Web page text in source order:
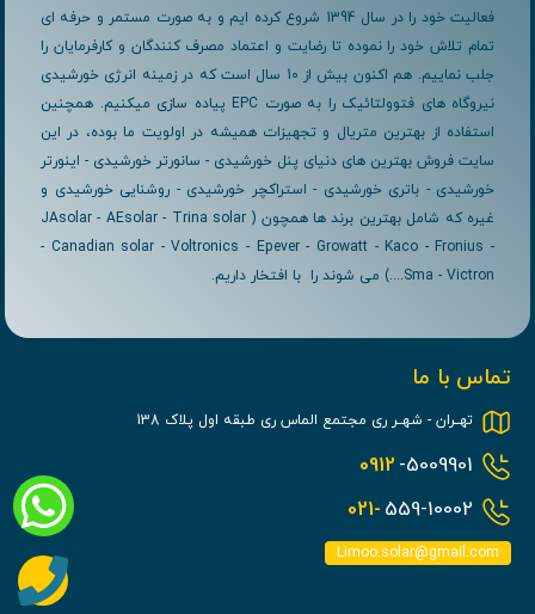
فعالیت خود را در سال 1394 شروع کرده ایم و به صورت مستمر و حرفه ای
تمام تلاش خود را نموده تا رضایت و اعتماد مصرف کنندگان و کارفرمایان را
جلب نماییم. هم اکنون بیش از 10 سال است که در زمینه انرژی خورشیدی
نیروگاه های فتوولتائیک را به صورت EPC پیاده سازی میکنیم. همچنین
استفاده از بهترین متریال و تجهیزات همیشه در اولویت ما بوده، در این
سایت فروش بهترین های دنیای پنل خورشیدی - سانورتر خورشیدی - اینورتر
خورشیدی - باتری خورشیدی - استراکچر خورشیدی - روشنایی خورشیدی و
غیره که شامل بهترین برند ها همچون ( JAsolar - AEsolar - Trina solar
- Canadian solar - Voltronics - Epever - Growatt - Kaco - Fronius -
Sma - Victron....) می شوند را با افتخار داریم.
تماس با ما
تهــران - شهــر ری مجتمع الماس ری طبقه اول پلاک 138
0912 -5009901
021- 559-10002
Limoo.solar@gmail.com